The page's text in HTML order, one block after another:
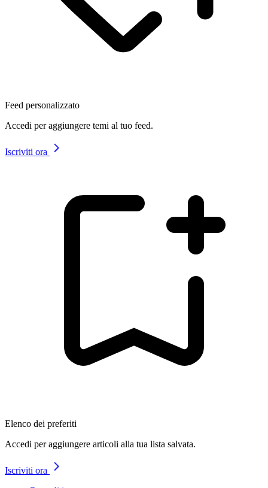
Feed personalizzato
Accedi per aggiungere temi al tuo feed.
Iscriviti ora
Elenco dei preferiti
Accedi per aggiungere articoli alla tua lista salvata.
Iscriviti ora